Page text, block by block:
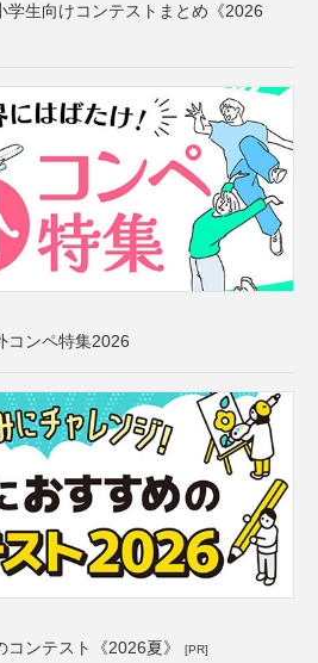
学生向けコンテストまとめ《2026
コンペ特集2026
コンテスト《2026夏》 [PR]